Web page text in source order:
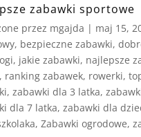
zabawki sportowe
przez mgajda | maj 15,
, bezpieczne zabawki,
, jakie zabawki, najlepsze
ranking zabawek, rowerki,
, zabawki dla 3 latka,
dla 7 latka, zabawki dla
, Zabawki ogrodowe,